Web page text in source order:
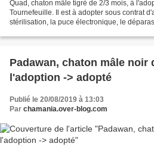
Quad, chaton mâle tigré de 2/3 mois, à
Tournefeuille. Il est à adopter sous contrat
stérilisation, la puce électronique, le
Padawan, chaton mâle noir
l'adoption -> adopté
Publié le 20/08/2019 à 13:03
Par chamania.over-blog.com